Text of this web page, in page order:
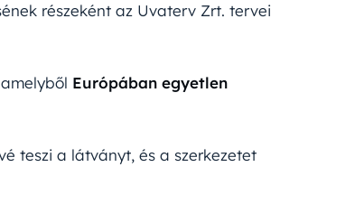
részeként az Uvaterv Zrt. tervei
Európában egyetlen
teszi a látványt, és a szerkezetet